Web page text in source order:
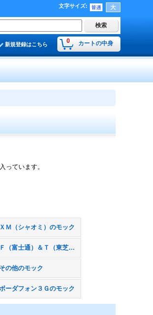
文字サイズ:
0 カートの中身
新規登録はこちら
っています。
ＸＭ（シャオミ）のモック
Ｆ（富士通）＆Ｔ（東芝）のモック
その他のモック
ーダフォン３Ｇのモック